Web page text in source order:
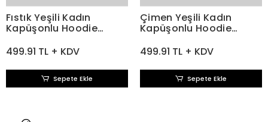
Fıstık Yeşili Kadın
Kapüşonlu Hoodie
Sweatshirt
499.91 TL + KDV
Sepete Ekle
Çimen Yeşili Kadın
Kapüşonlu Hoodie
Sweatshirt
499.91 TL + KDV
Sepete Ekle